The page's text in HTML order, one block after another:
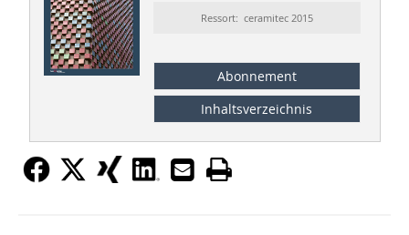
Ressort: ceramitec 2015
Abonnement
Inhaltsverzeichnis